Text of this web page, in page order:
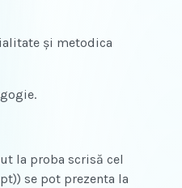
și metodica
la proba scrisă cel
se pot prezenta la